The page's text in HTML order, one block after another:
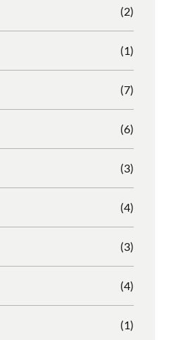
(2)
(1)
(7)
(6)
(3)
(4)
(3)
(4)
(1)